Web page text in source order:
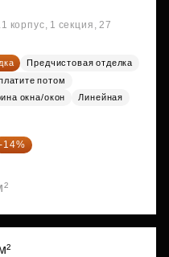
корпус, 1 секция, 27
Предчистовая отделка
потом
окна/окон
Линейная
-14%